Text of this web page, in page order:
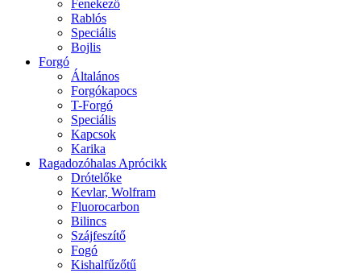
Fenekező
Rablós
Speciális
Bojlis
Forgó
Általános
Forgókapocs
T-Forgó
Speciális
Kapcsok
Karika
Ragadozóhalas Aprócikk
Drótelőke
Kevlar, Wolfram
Fluorocarbon
Bilincs
Szájfeszítő
Fogó
Kishalfűzőtű